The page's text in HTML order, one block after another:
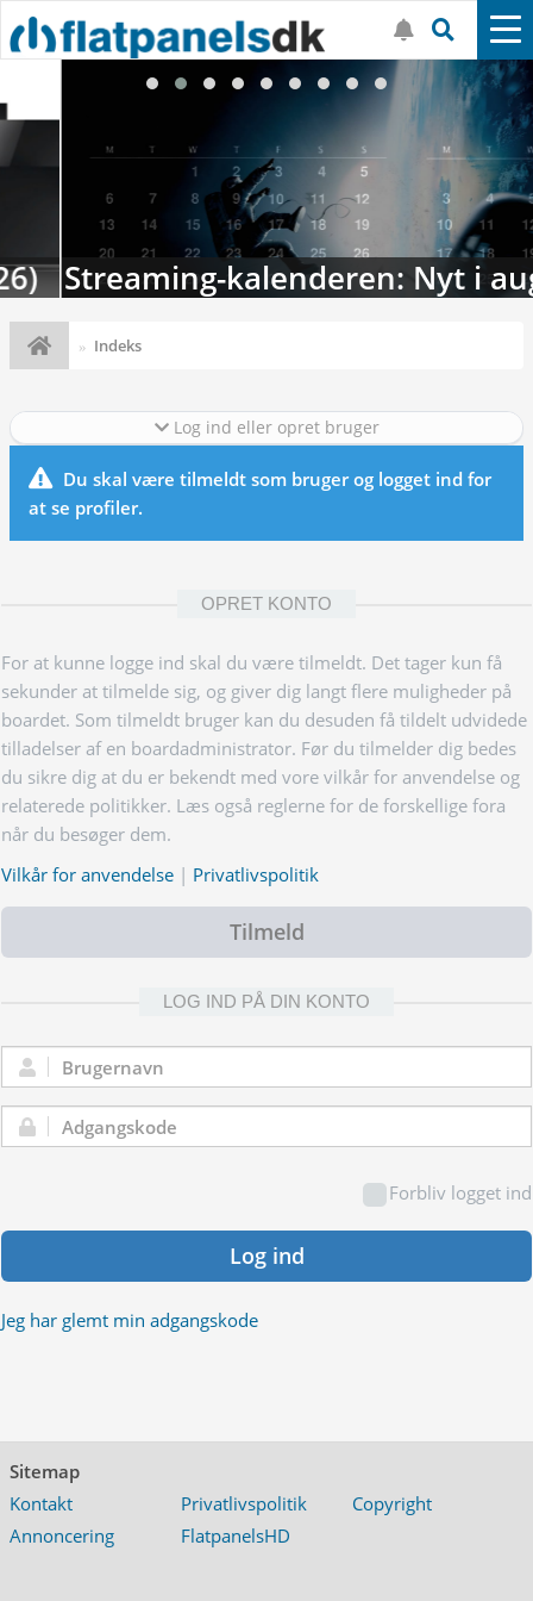
Streaming-kalenderen: Nyt i august
Indeks
Log ind eller opret bruger
Du skal være tilmeldt som bruger og logget ind for
at se profiler.
OPRET KONTO
For at kunne logge ind skal du være tilmeldt. Det tager kun få
sekunder at tilmelde sig, og giver dig langt flere muligheder på
boardet. Som tilmeldt bruger kan du desuden få tildelt udvidede
tilladelser af en boardadministrator. Før du tilmelder dig bedes
du sikre dig at du er bekendt med vore vilkår for anvendelse og
relaterede politikker. Læs også reglerne for de forskellige fora
når du besøger dem.
Vilkår for anvendelse | Privatlivspolitik
Tilmeld
LOG IND PÅ DIN KONTO
Brugernavn:
Adgangskode:
Forbliv logget ind
Log ind
Jeg har glemt min adgangskode
Sitemap
Kontakt
Privatlivspolitik
Copyright
Annoncering
FlatpanelsHD